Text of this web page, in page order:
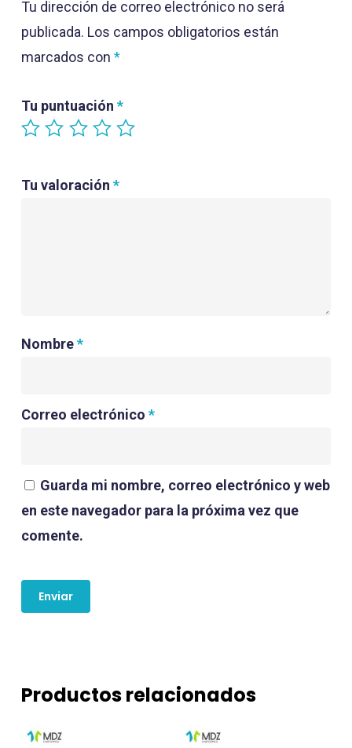
Tu dirección de correo electrónico no será
publicada. Los campos obligatorios están
marcados con *
Tu puntuación *
Tu valoración *
Nombre*
Correo electrónico *
Guarda mi nombre, correo electrónico y web
en este navegador para la próxima vez que
comente.
Productos relacionados